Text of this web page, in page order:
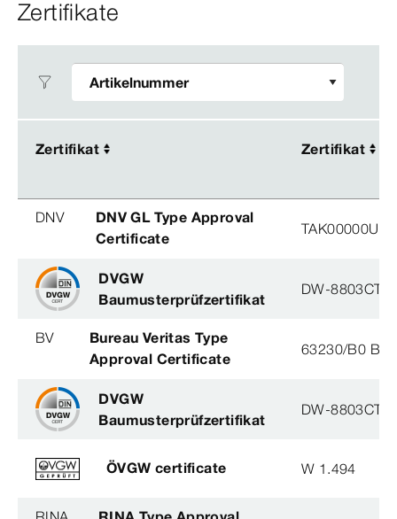
Zertifikate
Zertifikat Zertifikat
Zertifikat Zertifikat
DNV
DNV GL Type Approval
Certificate
TAK00000U2,
DVGW
Baumusterprüfzertifikat
DW-
BV
Bureau Veritas Type
Approval Certificate
63230/B0 BV
DVGW
Baumusterprüfzertifikat
DW-
ÖVGW certificate W 1.494